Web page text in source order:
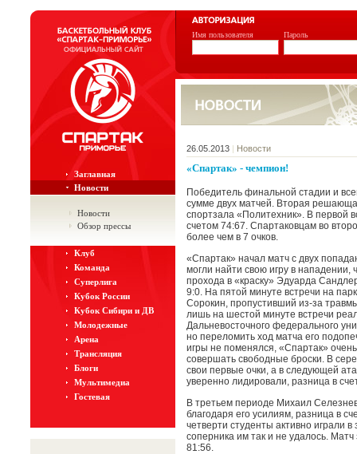
Имя пользователя Пароль
Заглавная
Новости
Новости
Обзор прессы
Клуб
Команда
Суперлига
Кубок России
Кубок Сибири и ДВ
Молодежные
Арена
Трансляция
Блоги
Мультимедиа
Гостевая
26.05.2013 | Новости
«Спартак» - чемпион!
Победитель финальной стадии и
сумме двух матчей. Вторая
спортзала «Политехник». В первой
счетом 74:67. Спартаковцам во
более чем в 7 очков.
«Спартак» начал матч с двух
могли найти свою игру в нападении,
прохода в «краску» Эдуарда
9:0. На пятой минуте встречи на
Сорокин, пропустивший из-за
лишь на шестой минуте встречи
Дальневосточного федерального
но переломить ход матча его
игры не поменялся, «Спартак»
совершать свободные броски. В
свои первые очки, а в следующей
уверенно лидировали, разница в
В третьем периоде Михаил
благодаря его усилиям, разница в
четверти студенты активно играли
соперника им так и не удалось.
81:56.